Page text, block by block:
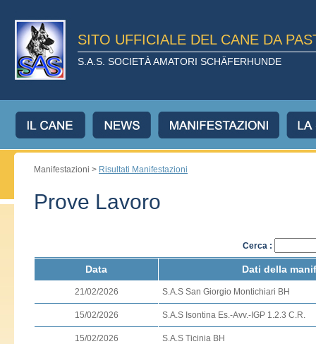
SITO UFFICIALE DEL CANE DA
S.A.S. SOCIETÀ AMATORI SCHÄFERHUNDE
Manifestazioni > Risultati Manifestazioni
Prove Lavoro
Cerca :
Data Dati della
21/02/2026 S.A.S San Giorgio Montichiari BH
15/02/2026 S.A.S Isontina Es.-Avv.-IGP 1.2.3 C.R.
15/02/2026 S.A.S Ticinia BH